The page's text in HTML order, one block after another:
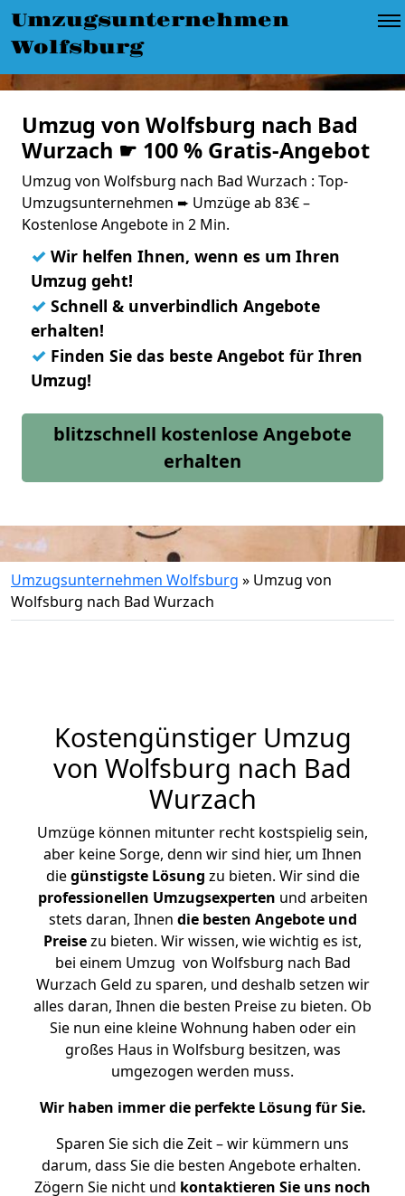
Umzugsunternehmen
Wolfsburg
Umzug von Wolfsburg nach Bad
Wurzach ☛ 100 % Gratis-Angebot
Umzug von Wolfsburg nach Bad Wurzach : Top-
Umzugsunternehmen ➨ Umzüge ab 83€ –
Kostenlose Angebote in 2 Min.
✓ Wir helfen Ihnen, wenn es um Ihren
Umzug geht!
✓ Schnell & unverbindlich Angebote
erhalten!
✓ Finden Sie das beste Angebot für Ihren
Umzug!
blitzschnell kostenlose Angebote
erhalten
Umzugsunternehmen Wolfsburg » Umzug von
Wolfsburg nach Bad Wurzach
Kostengünstiger Umzug
von Wolfsburg nach Bad
Wurzach
Umzüge können mitunter recht kostspielig sein,
aber keine Sorge, denn wir sind hier, um Ihnen
diegünstigste Lösung zu bieten. Wir sind die
professionellen Umzugsexperten und arbeiten
stets daran, Ihnen die besten Angebote und
Preisezu bieten. Wir wissen, wie wichtig es ist,
bei einem Umzug von Wolfsburg nach Bad
Wurzach Geld zu sparen, und deshalb setzen wir
alles daran, Ihnen die besten Preise zu bieten. Ob
Sie nun eine kleine Wohnung haben oder ein
großes Haus in Wolfsburg besitzen, was
umgezogen werden muss.
Wir haben immer die perfekte Lösung für Sie.
Sparen Sie sich die Zeit – wir kümmern uns
darum, dass Sie die besten Angebote erhalten.
Zögern Sie nicht und kontaktieren Sie uns noch